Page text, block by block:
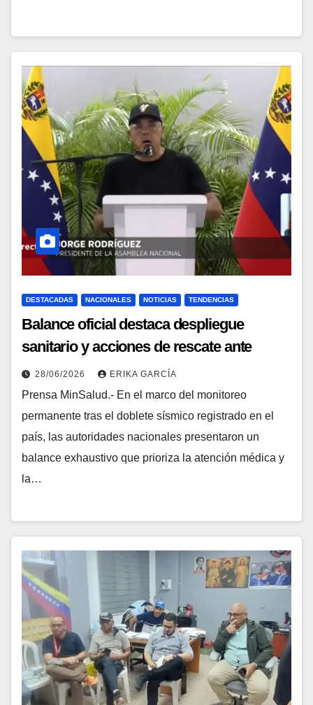
DESTACADAS NACIONALES NOTICIAS TENDENCIAS
Balance oficial destaca despliegue
sanitario y acciones de rescate ante
contingencia nacional
28/06/2026 ERIKA GARCÍA
Prensa MinSalud.- En el marco del monitoreo
permanente tras el doblete sísmico registrado en el
país, las autoridades nacionales presentaron un
balance exhaustivo que prioriza la atención médica y
la…